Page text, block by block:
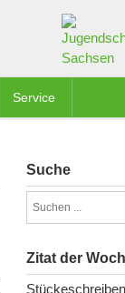
Service
Suche
Zitat der